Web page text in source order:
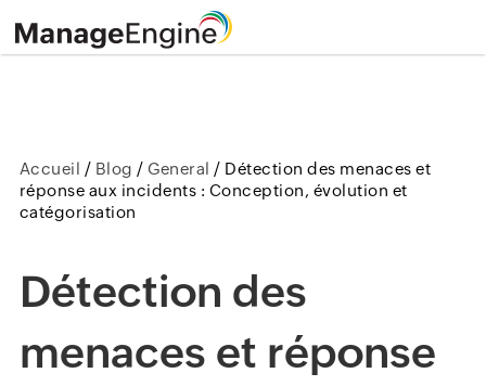
Accueil / Blog /General / Détection des menaces et
réponse aux incidents : Conception, évolution et
catégorisation
Détection des
menaces et réponse